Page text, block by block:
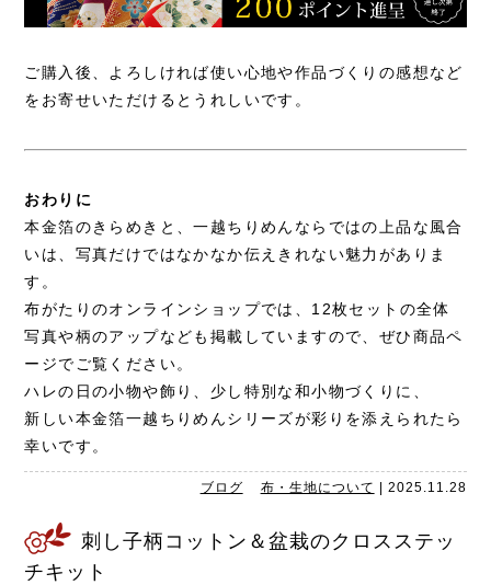
ご購入後、よろしければ使い心地や作品づくりの感想など
をお寄せいただけるとうれしいです。
おわりに
本金箔のきらめきと、一越ちりめんならではの上品な風合
いは、写真だけではなかなか伝えきれない魅力がありま
す。
布がたりのオンラインショップでは、12枚セットの全体
写真や柄のアップなども掲載していますので、ぜひ商品ペ
ージでご覧ください。
ハレの日の小物や飾り、少し特別な和小物づくりに、
新しい本金箔一越ちりめんシリーズが彩りを添えられたら
幸いです。
ブログ 布・生地について 2025.11.28
刺し子柄コットン＆盆栽のクロスステッ
チキット